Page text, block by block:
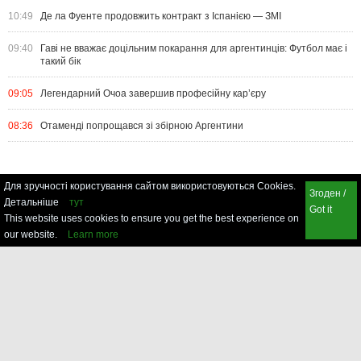
10:49 Де ла Фуенте продовжить контракт з Іспанією — ЗМІ
09:40
Гаві не вважає доцільним покарання для аргентинців: Футбол має і
такий бік
09:05 Легендарний Очоа завершив професійну кар’єру
08:36 Отаменді попрощався зі збірною Аргентини
Для зручності користування сайтом використовуються Cookies.
Детальніше
тут
This website uses cookies to ensure you get the best experience on
our website.
Learn more
Згоден /
Got it